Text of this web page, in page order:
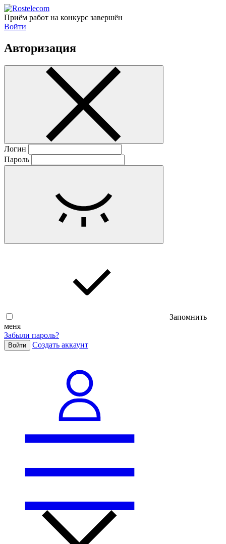
Приём работ на конкурс завершён
Войти
Авторизация
Логин
Пароль
Запомнить
меня
Забыли пароль?
Войти Cоздать аккаунт